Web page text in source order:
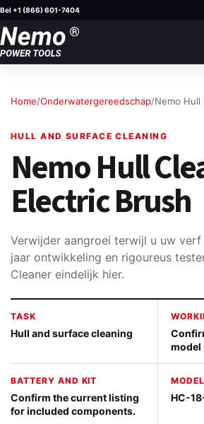
Skip to content
Bel +1 (866) 601-7404
Home/Onderwatergereedschap/Nemo Hull
HULL AND SURFACE CLEANING
Nemo Hull
Electric Brush
Verwijder aangroei terwijl u uw
jaar ontwikkeling en rigoureus
Cleaner eindelijk hier.
TASK
Hull and surface cleaning
model
BATTERY AND KIT
Confirm the current listing
for included components.
MODEL
HC-